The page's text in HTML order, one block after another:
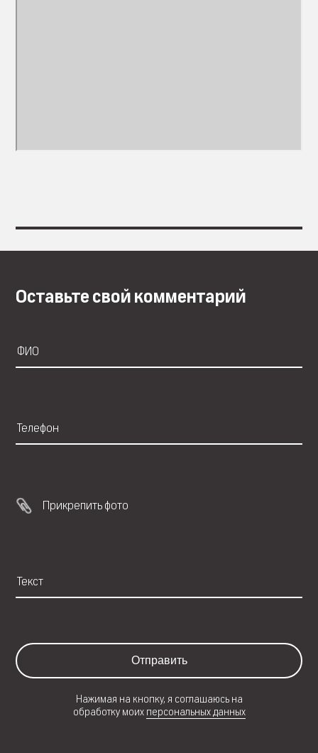
Оставьте свой комментарий
Прикрепить фото
Отправить
Нажимая на кнопку, я соглашаюсь на
обработку моих персональных данных